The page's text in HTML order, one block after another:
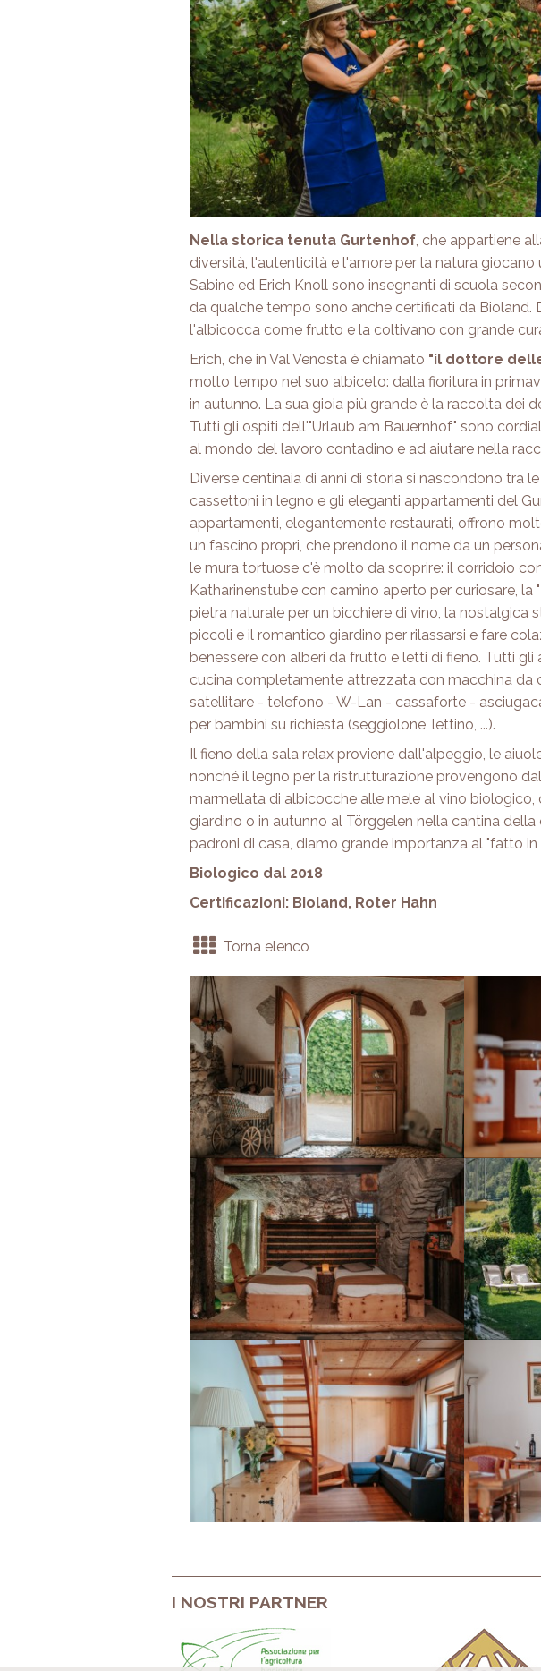
Nella storica tenuta Gurtenhof , che appartiene
diversità, l'autenticità e l'amore per la natura
Sabine ed Erich Knoll sono insegnanti di scuola
da qualche tempo sono anche certificati da Bioland.
l'albicocca come frutto e la coltivano con grande
Erich, che in Val Venosta è chiamato "il dottore
molto tempo nel suo albiceto: dalla fioritura in
in autunno. La sua gioia più grande è la raccolta dei
Tutti gli ospiti dell'"Urlaub am Bauernhof" sono
al mondo del lavoro contadino e ad aiutare nella
Diverse centinaia di anni di storia si nascondono tra
cassettoni in legno e gli eleganti appartamenti del
appartamenti, elegantemente restaurati, offrono
un fascino propri, che prendono il nome da un
le mura tortuose c'è molto da scoprire: il corridoio
Katharinenstube con camino aperto per curiosare, la
pietra naturale per un bicchiere di vino, la nostalgica
piccoli e il romantico giardino per rilassarsi e fare
benessere con alberi da frutto e letti di fieno. Tutti
cucina completamente attrezzata con macchina da
satellitare - telefono - W-Lan - cassaforte -
per bambini su richiesta (seggiolone, lettino, ...).
Il fieno della sala relax proviene dall'alpeggio, le
nonché il legno per la ristrutturazione provengono
marmellata di albicocche alle mele al vino biologico,
giardino o in autunno al Törggelen nella cantina della
padroni di casa, diamo grande importanza al "fatto in
Biologico dal 2018
Certificazioni: Bioland, Roter Hahn
Torna elenco
I NOSTRI PARTNER